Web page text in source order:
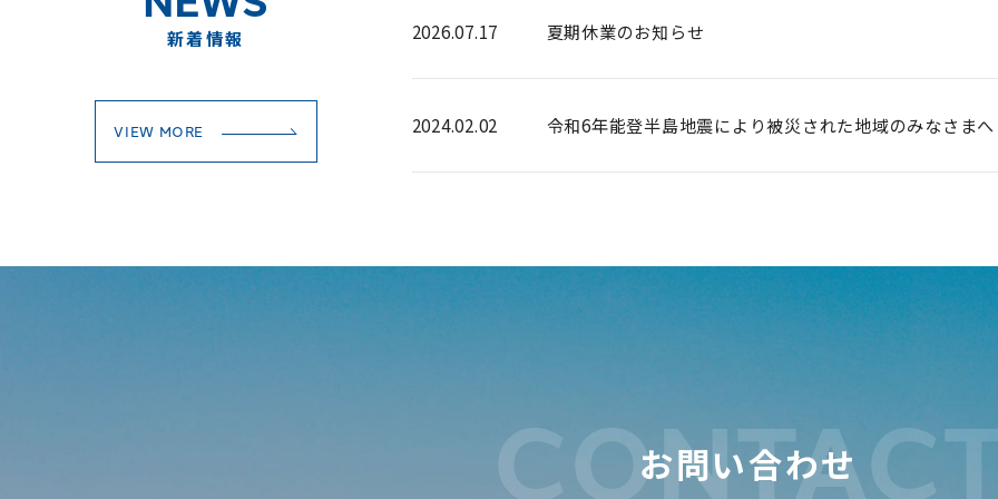
新着情報
VIEW MORE
2026.07.17 夏期休業のお知らせ
2024.02.02 令和6年能登半島地震により被災された地域のみなさまへ
お問い合わせ